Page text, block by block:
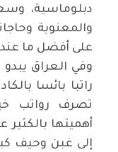
دبلوماسية،
والمعنوية
على أفضل ما
وفي العراق
راتبا بائسا
تصرف رواتب
أهميتها
إلى غبن وحيف